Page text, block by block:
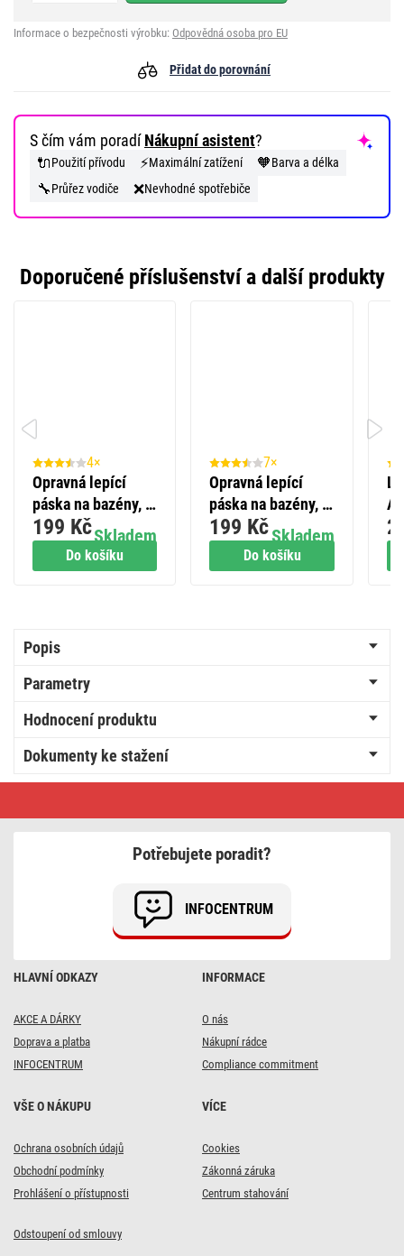
Informace o bezpečnosti výrobku: Odpovědná osoba pro EU
Přidat do porovnání
S čím vám poradíNákupní asistent?
🔌Použití přívodu ⚡Maximální zatížení 🧡Barva a délka
🔧Průřez vodiče ❌Nevhodné spotřebiče
Doporučené příslušenství a další produkty
Do košíku
4×
Opravná lepící
páska na bazény, 1
m × 100 mm, černá
Skladem
199 Kč
Do košíku
7×
Opravná lepící
páska na bazény, 1
m × 100 mm,
průhledná
Skladem
199 Kč 2
Popis
Parametry
Hodnocení produktu
Dokumenty ke stažení
mm2
HLAVNÍ ODKAZY
AKCE A DÁRKY
Doprava a platba
INFOCENTRUM
INFORMACE
O nás
Nákupní rádce
Compliance commitment
VŠE O NÁKUPU
Ochrana osobních údajů
Obchodní podmínky
Prohlášení o přístupnosti
VÍCE
Cookies
Zákonná záruka
Centrum stahování
Odstoupení od smlouvy
Potřebujete poradit?
INFOCENTRUM